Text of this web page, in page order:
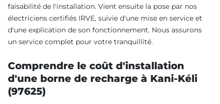
faisabilité de l'installation. Vient ensuite la pose par nos
électriciens certifiés IRVE, suivie d'une mise en service et
d'une explication de son fonctionnement. Nous assurons
un service complet pour votre tranquillité.
Comprendre le coût d'installation
d'une borne de recharge à Kani-Kéli
(97625)